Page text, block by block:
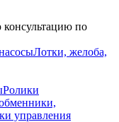
по
Лотки, желоба,
Ролики
управления